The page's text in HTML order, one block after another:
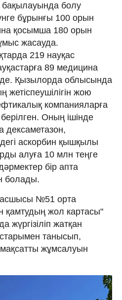
бақылауында болу
бұрынғы 100 орын
қосымша 180 орын
жасауда.
219 науқас
89 медицина
Қызылорда облысында
жетіспеушілігін жою
компанияларға
Оның ішінде
дексаметазон,
аскорбин қышқылы
алуға 10 млн теңге
бір апта
болады.
№51 орта
қамтудың жол картасы"
жүргізіліп жатқан
танысып,
жұмсалуын